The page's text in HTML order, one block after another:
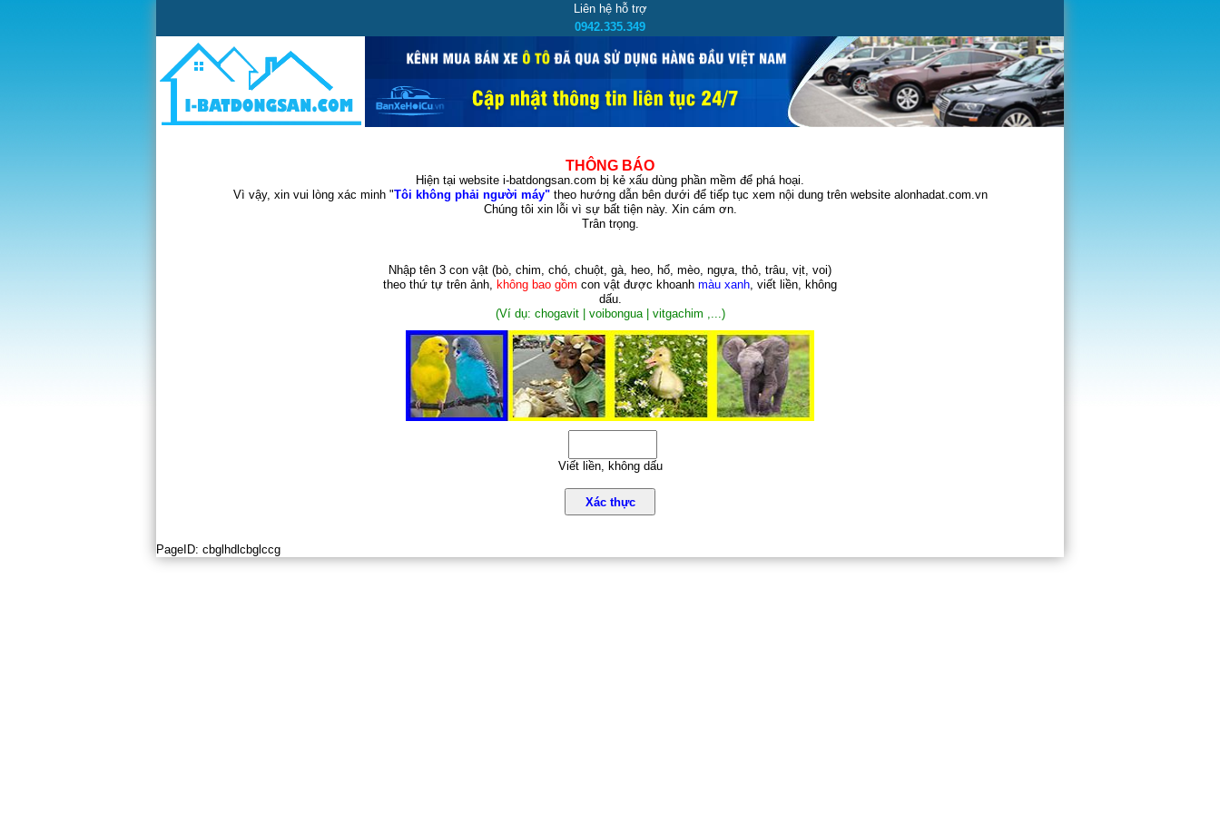
Liên hệ hỗ trợ
0942.335.349
THÔNG BÁO
Hiện tại website i-batdongsan.com bị kẻ xấu dùng phần mềm để phá hoại.
Vì vậy, xin vui lòng xác minh "Tôi không phải người máy"theo hướng dẫn bên dưới để tiếp tục xem nội dung trên website alonhadat.com.vn
Chúng tôi xin lỗi vì sự bất tiện này. Xin cám ơn.
Trân trọng.
Nhập tên 3 con vật (bò, chim, chó, chuột, gà, heo, hổ, mèo, ngựa, thỏ, trâu, vịt, voi)
theo thứ tự trên ảnh, không bao gồm con vật được khoanh màu xanh, viết liền, không
dấu.
(Ví dụ: chogavit | voibongua | vitgachim ,...)
Viết liền, không dấu
Xác thực
PageID: cbglhdlcbglccg